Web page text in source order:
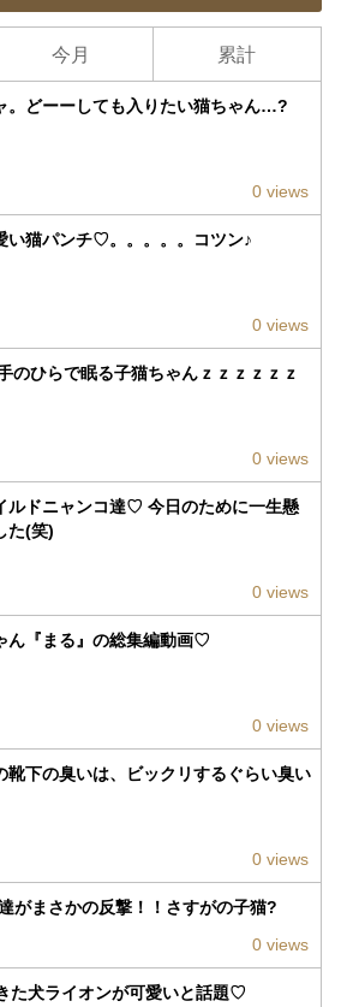
今月 累計
。どーーしても入りたい猫ちゃん…?
0 views
い猫パンチ♡。。。。。コツン♪
0 views
のひらで眠る子猫ちゃんｚｚｚｚｚｚ
0 views
ルドニャンコ達♡ 今日のために一生懸
た(笑)
0 views
ん『まる』の総集編動画♡
0 views
靴下の臭いは、ビックリするぐらい臭い
0 views
がまさかの反撃！！さすがの子猫?
0 views
た犬ライオンが可愛いと話題♡